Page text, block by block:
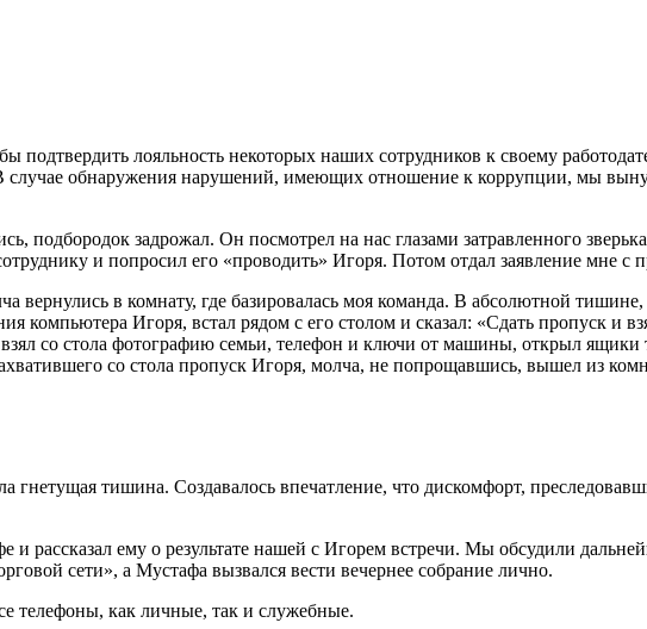
подтвердить лояльность некоторых наших сотрудников к своему
обнаружения нарушений, имеющих отношение к коррупции, мы
подбородок задрожал. Он посмотрел на нас глазами затравленного
и попросил его «проводить» Игоря. Потом отдал заявление мне с
в комнату, где базировалась моя команда. В абсолютной
компьютера Игоря, встал рядом с его столом и сказал: «Сдать пропуск и
со стола фотографию семьи, телефон и ключи от машины, открыл
со стола пропуск Игоря, молча, не попрощавшись, вышел из
тишина. Создавалось впечатление, что дискомфорт,
рассказал ему о результате нашей с Игорем встречи. Мы обсудили
сети», а Мустафа вызвался вести вечернее собрание лично.
телефоны, как личные, так и служебные.